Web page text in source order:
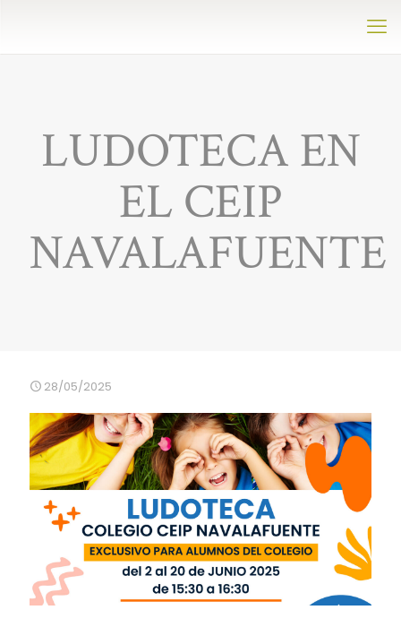
LUDOTECA EN
EL CEIP
NAVALAFUENTE
28/05/2025